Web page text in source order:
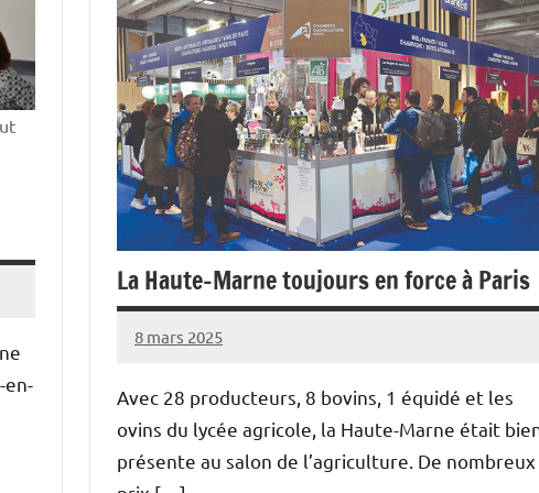
en-
La Haute-Marne toujours en force à Paris
8 mars 2025
Thibaut
Avec 28 producteurs, 8 bovins, 1 équidé et les
ovins du lycée agricole, la Haute-Marne était
présente au salon de l’agriculture. De nombreux